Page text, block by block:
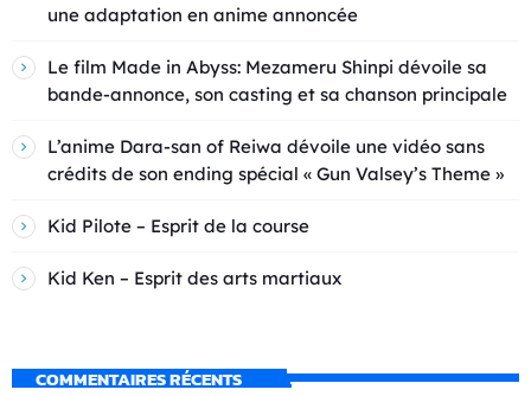
une adaptation en anime annoncée
Le film Made in Abyss: Mezameru Shinpi dévoile sa
bande-annonce, son casting et sa chanson principale
L’anime Dara-san of Reiwa dévoile une vidéo sans
crédits de son ending spécial « Gun Valsey’s Theme »
Kid Pilote – Esprit de la course
Kid Ken – Esprit des arts martiaux
COMMENTAIRES RÉCENTS